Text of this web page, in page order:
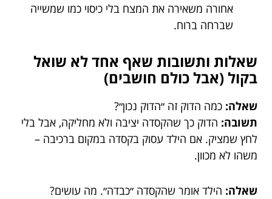
אחורה משאירה את המצח בלי כיסוי כמו שמשייה
שברחה ברוח.
שאלות ותשובות שאף אחד לא שואל
בקול (אבל כולם חושבים)
שאלה: כמה הדוק זה ״הדוק נכון״?
תשובה: הדוק כך שהקסדה יציבה ולא מחליקה, אבל בלי
לחץ שמציק. אם הילד עסוק בקסדה במקום ברכיבה –
משהו לא מכוון.
שאלה: הילד אומר שהקסדה ״כבדה״. מה עושים?